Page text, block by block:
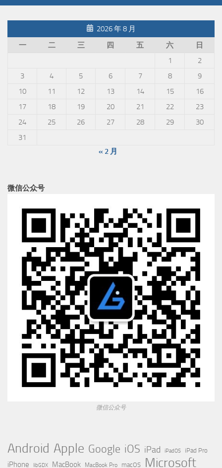
2026 年 8 月
一
二 三 四 五 六
日
1
2
3
4 5 6 7 8
9
10
11 12 13 14 15
16
17
18 19 20 21 22
23
24
25 26 27 28 29
30
31
« 2 月
微信公众号
微信公众号
Android Apple Google iOS iPad iPadOS iPad Pro
iPhone libGDX MacBook MacBook Pro macOS Microsoft